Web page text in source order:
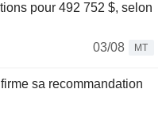
pour 492 752 $, selon
03/08
MT
sa recommandation